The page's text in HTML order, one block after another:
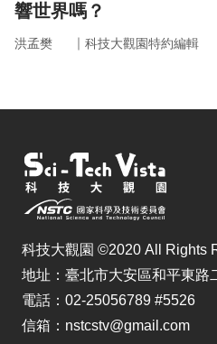
響世界嗎？
洪孟樊 ｜ 科技大觀園特約編輯
科技大觀園 ©2020 All Rights
地址：臺北市大安區和平東路
電話：02-25056789 #5526
信箱：nstcstv@gmail.com